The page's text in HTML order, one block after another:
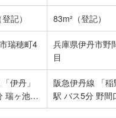
記） 83m²（登記）
瑞穂町4
兵庫県伊丹市野
目
伊丹」
瑞ヶ池公
車 徒歩
阪急伊丹線 「稲
駅 バス5分 野間
ス停下車 徒歩2